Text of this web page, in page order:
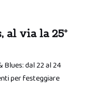
al via la 25°
Blues: dal 22 al 24
per festeggiare